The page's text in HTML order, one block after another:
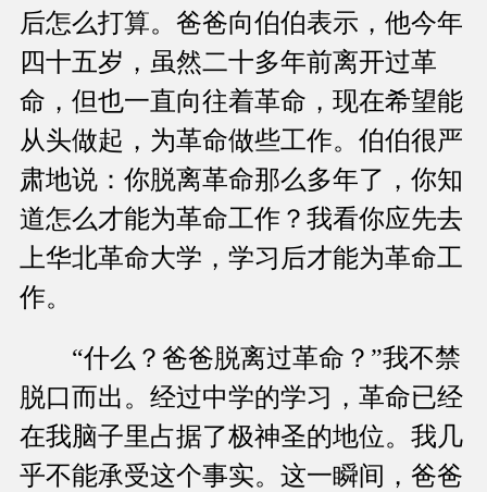
后怎么打算。爸爸向伯伯表示，他今年
四十五岁，虽然二十多年前离开过革
命，但也一直向往着革命，现在希望能
从头做起，为革命做些工作。伯伯很严
肃地说：你脱离革命那么多年了，你知
道怎么才能为革命工作？我看你应先去
上华北革命大学，学习后才能为革命工
作。
“什么？爸爸脱离过革命？”我不禁
脱口而出。经过中学的学习，革命已经
在我脑子里占据了极神圣的地位。我几
乎不能承受这个事实。这一瞬间，爸爸